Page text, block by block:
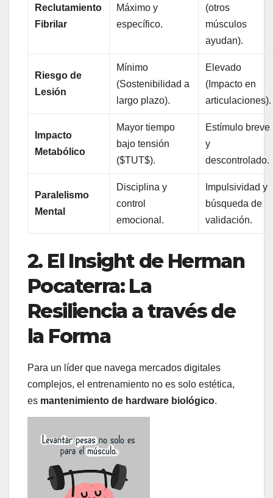
Reclutamiento
Fibrilar
Máximo y
específico.
(otros
músculos
ayudan).
Riesgo de
Lesión
Mínimo
(Sostenibilidad a
largo plazo).
Elevado
(Impacto en
articulaciones).
Impacto
Metabólico
Mayor tiempo
bajo tensión
($TUT$).
Estímulo breve
y
descontrolado.
Paralelismo
Mental
Disciplina y
control
emocional.
Impulsividad y
búsqueda de
validación.
2. El Insight de Herman
Pocaterra: La
Resiliencia a través de
la Forma
Para un líder que navega mercados digitales
complejos, el entrenamiento no es solo estética,
es mantenimiento de hardware biológico.